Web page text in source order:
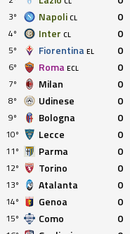
3º
Napoli CL 0
4º
Inter CL 0
5º
Fiorentina EL 0
6º
Roma ECL 0
7º
Milan 0
8º
Udinese 0
9º
Bologna 0
10º
Lecce 0
11º
Parma 0
12º
Torino 0
13º
Atalanta 0
14º
Genoa 0
15º
Como 0